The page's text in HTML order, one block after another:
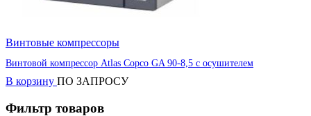
Винтовые компрессоры
Винтовой компрессор Atlas Copco GA 90-8,5 с осушителем
В корзину ПО ЗАПРОСУ
Фильтр товаров